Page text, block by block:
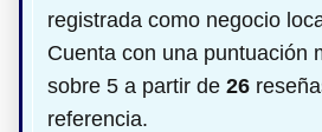
registrada como negocio
Cuenta con una puntuación
sobre 5 a partir de 26
referencia.